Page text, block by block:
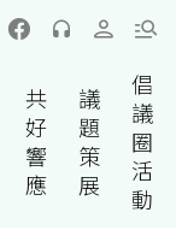
共
好
響
應
議
題
策
展
倡
議
圈
活
動